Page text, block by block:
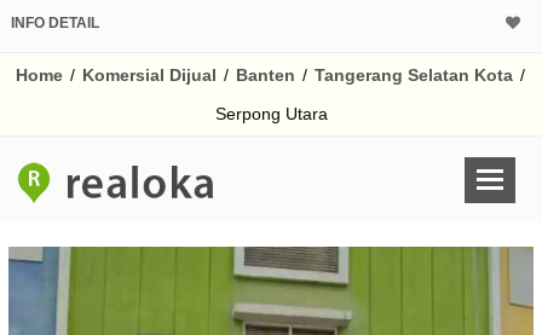
INFO DETAIL
Home / Komersial Dijual / Banten / Tangerang Selatan Kota /
Serpong Utara
Harga Rp
% /th